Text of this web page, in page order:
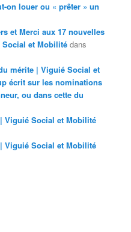
on louer ou « prêter » un
et Merci aux 17 nouvelles
et Mobilité dans
mérite | Viguié Social et
écrit sur les nominations
ou dans cette du
Viguié Social et Mobilité
Viguié Social et Mobilité